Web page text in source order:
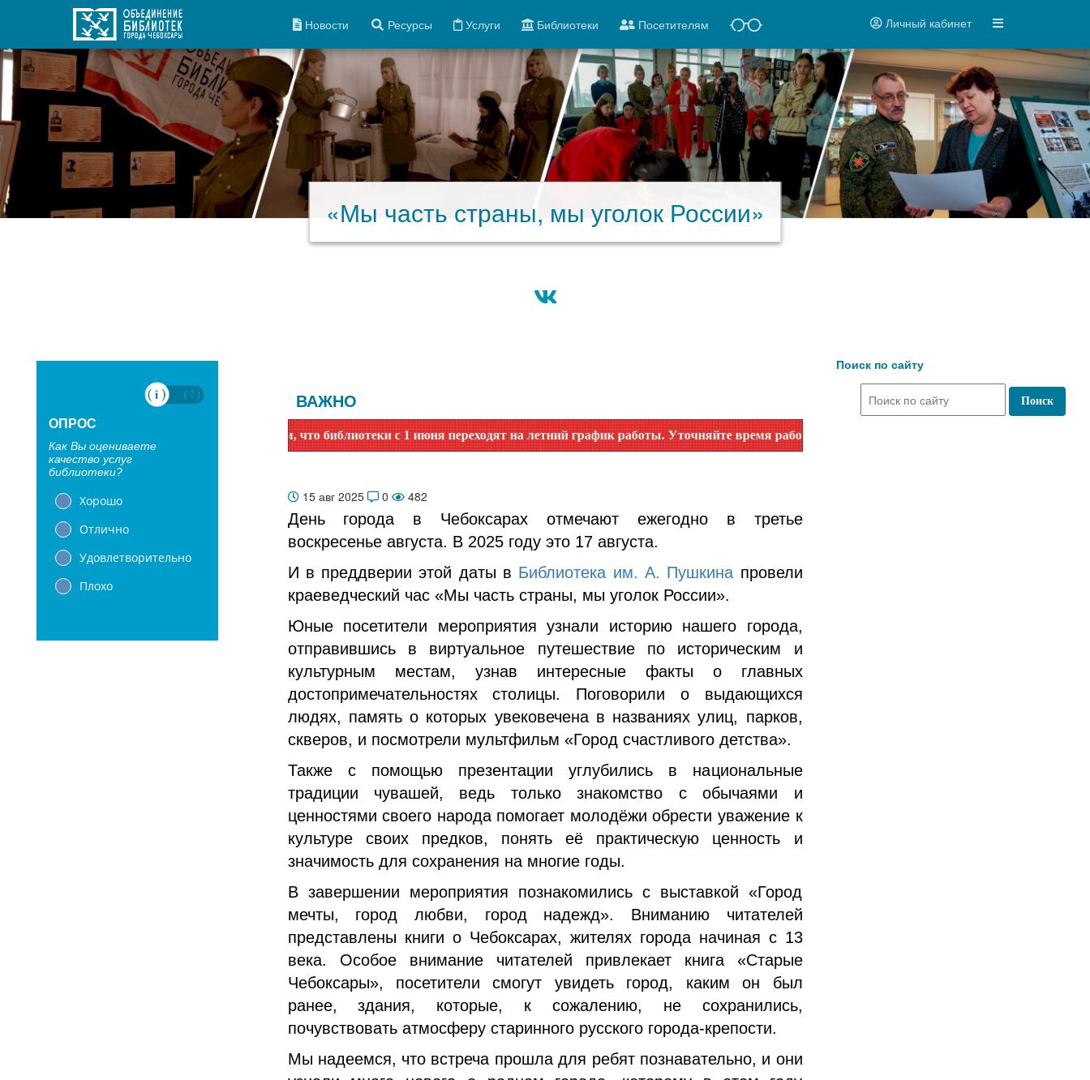
Новости Ресурсы Услуги Библиотеки Посетителям Личный кабинет
«Мы часть страны, мы уголок России»
ОПРОС
Как Вы оцениваете
качество услуг
библиотеки?
Хорошо
Отлично
Удовлетворительно
Плохо
ВАЖНО
Уважаемые читатели! Сообщаем, что библиотеки с 1 июня переходят на летний график работы. Уточняйте время работы по номеру телефона или на сайте в разделе
15 авг 2025 0 482
День города в Чебоксарах отмечают ежегодно в третье
воскресенье августа. В 2025 году это 17 августа.
И в преддверии этой даты в Библиотека им. А. Пушкина провели
краеведческий час «Мы часть страны, мы уголок России».
Юные посетители мероприятия узнали историю нашего города,
отправившись в виртуальное путешествие по историческим и
культурным местам, узнав интересные факты о главных
достопримечательностях столицы. Поговорили о выдающихся
людях, память о которых увековечена в названиях улиц, парков,
скверов, и посмотрели мультфильм «Город счастливого детства».
Также с помощью презентации углубились в национальные
традиции чувашей, ведь только знакомство с обычаями и
ценностями своего народа помогает молодёжи обрести уважение к
культуре своих предков, понять её практическую ценность и
значимость для сохранения на многие годы.
В завершении мероприятия познакомились с выставкой «Город
мечты, город любви, город надежд». Вниманию читателей
представлены книги о Чебоксарах, жителях города начиная с 13
века. Особое внимание читателей привлекает книга «Старые
Чебоксары», посетители смогут увидеть город, каким он был
ранее, здания, которые, к сожалению, не сохранились,
почувствовать атмосферу старинного русского города-крепости.
Мы надеемся, что встреча прошла для ребят познавательно, и они
Поиск по сайту